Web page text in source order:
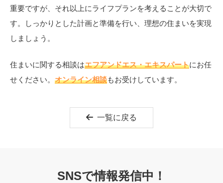
重要ですが、それ以上にライフプランを考えることが大切で
す。しっかりとした計画と準備を行い、理想の住まいを実現
しましょう。
住まいに関する相談はエフアンドエス・エキスパートにお任
せください。 オンライン相談もお受けしています。
一覧に戻る
SNSで情報発信中！